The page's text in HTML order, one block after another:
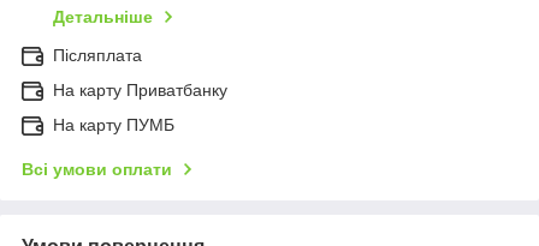
Детальніше
Післяплата
На карту Приватбанку
На карту ПУМБ
Всі умови оплати